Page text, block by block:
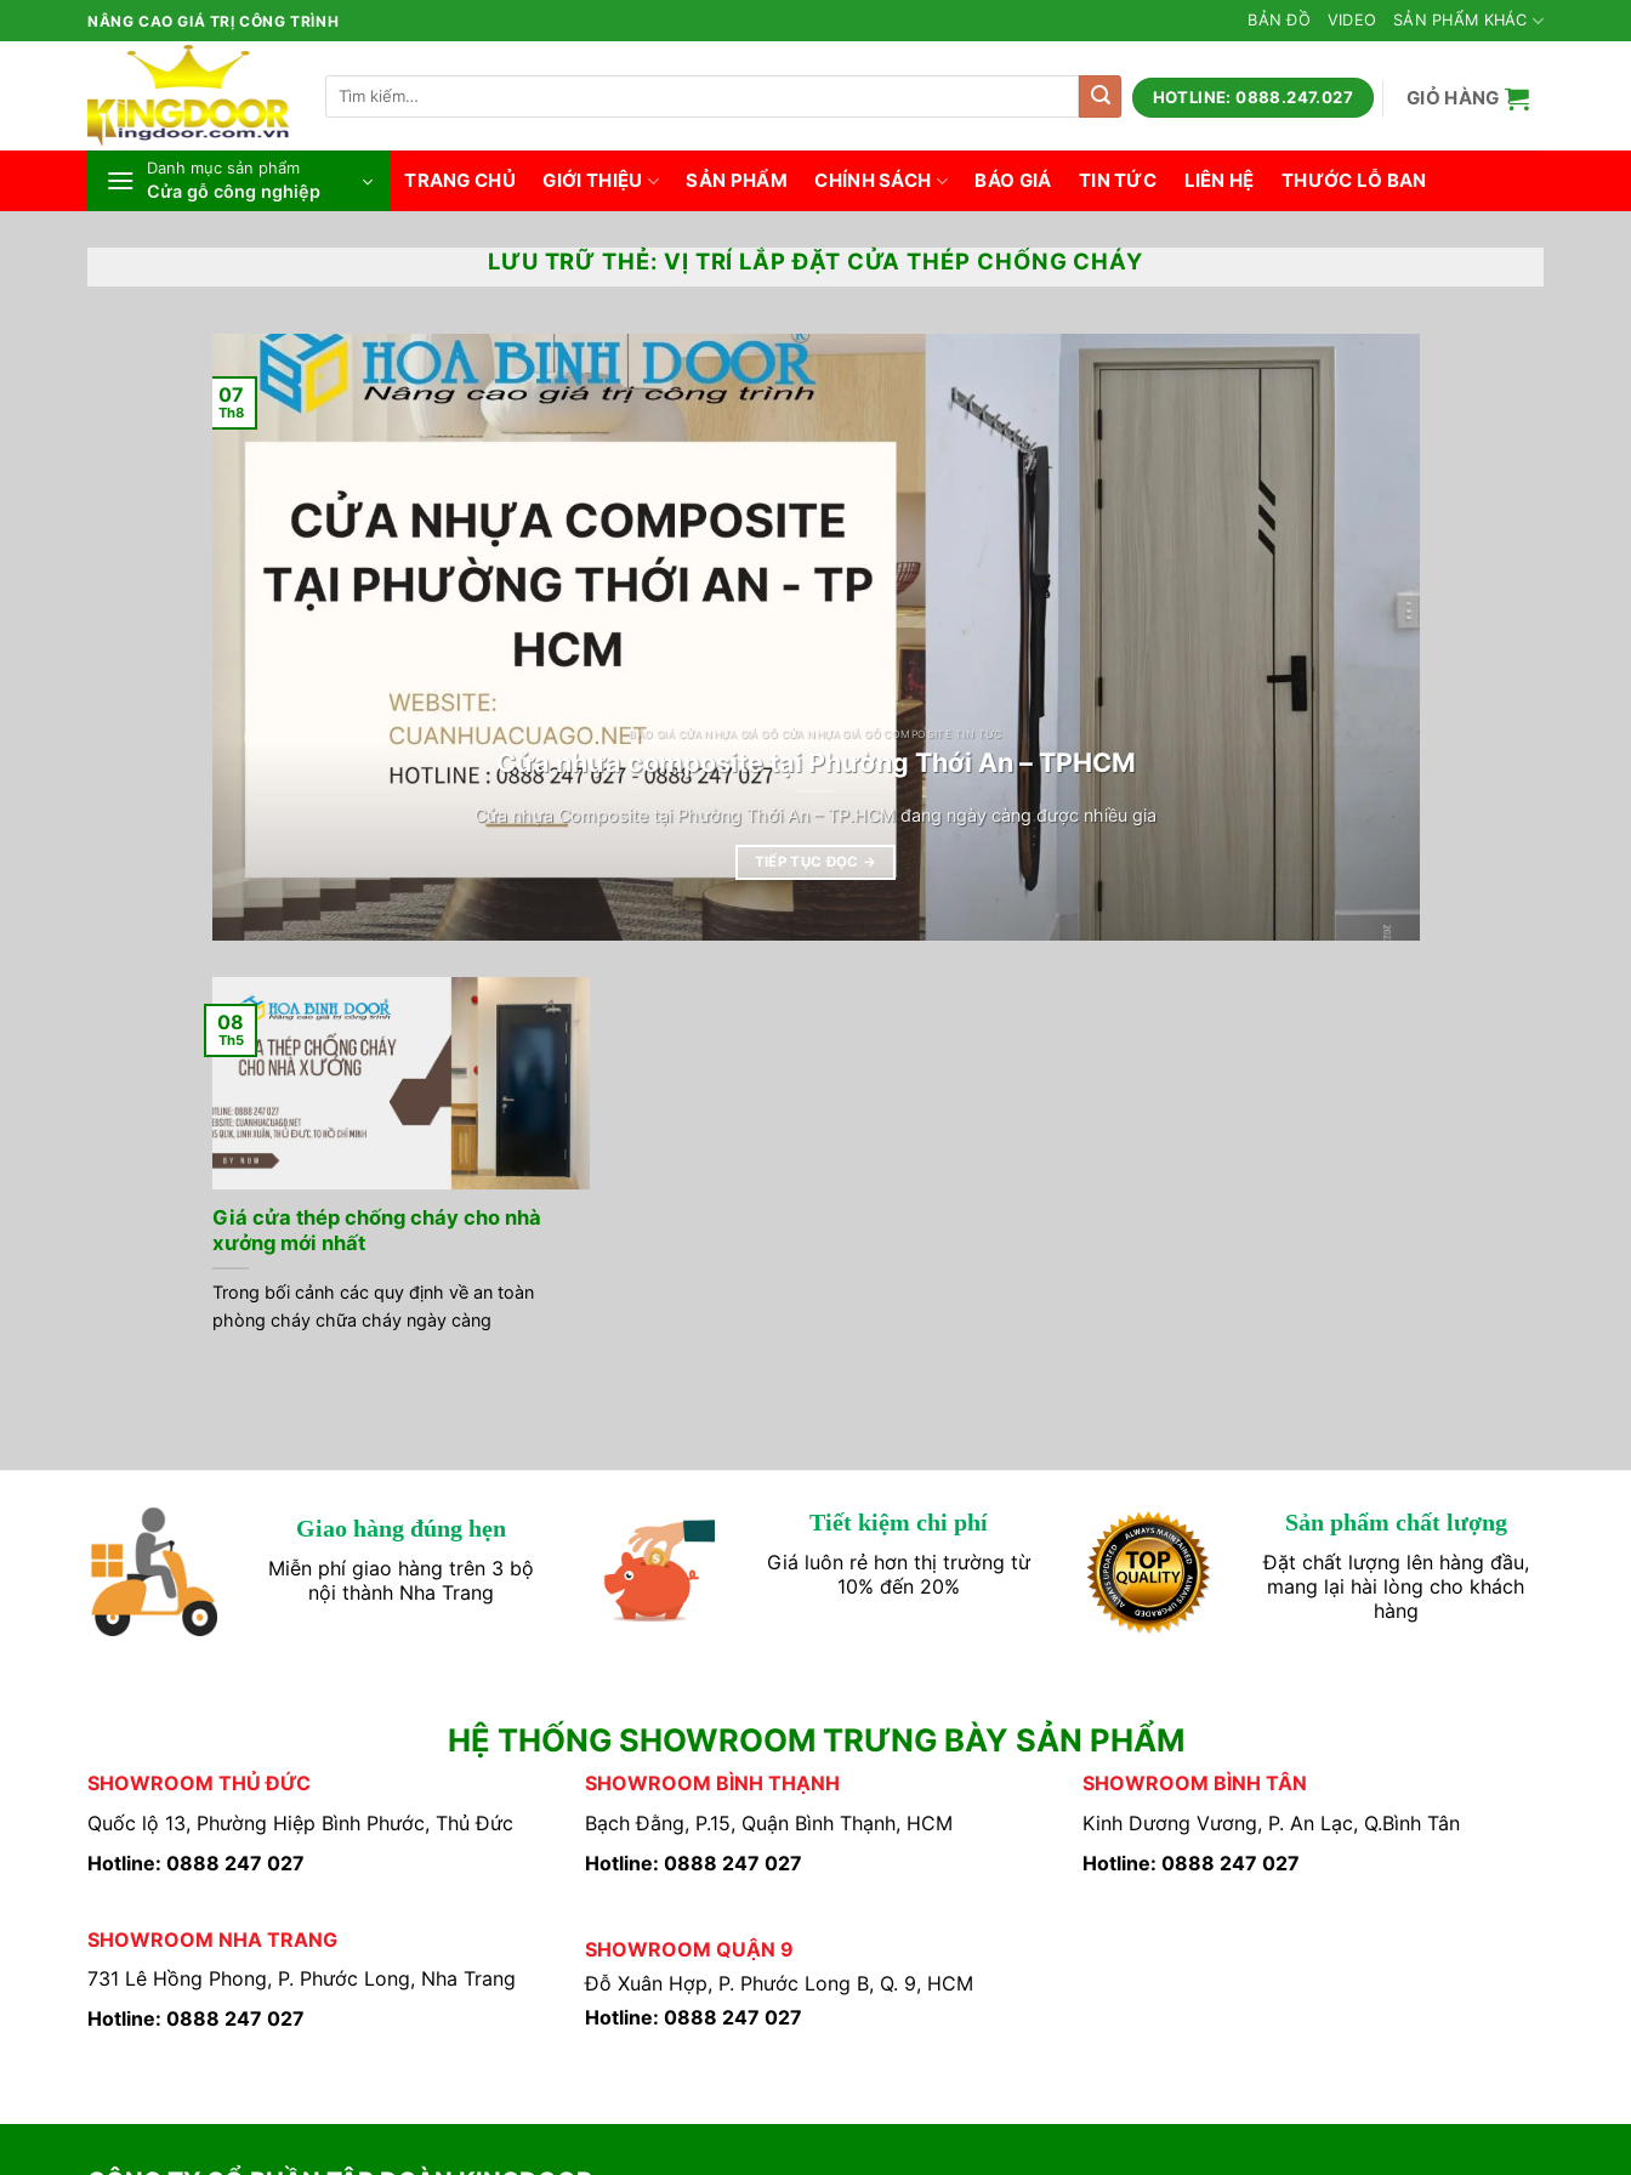
qua
NÂNG CAO GIÁ TRỊ CÔNG TRÌNH BẢN ĐỒ VIDEO SẢN PHẨM KHÁC
Tìm
kiếm:
HOTLINE: 0888.247.027 GIỎ HÀNG
Danh mục sản phẩm
Cửa gỗ công nghiệp TRANG CHỦ GIỚI THIỆU SẢN PHẨM CHÍNH SÁCH BÁO GIÁ TIN TỨC LIÊN HỆ THƯỚC LỖ BAN
LƯU TRỮ THẺ: VỊ TRÍ LẮP ĐẶT CỬA THÉP CHỐNG CHÁY
BÁO GIÁ CỬA NHỰA GIẢ GỖ CỬA NHỰA GIẢ GỖ COMPOSITE TIN TỨC
Cửa nhựa composite tại Phường Thới An – TPHCM
Cửa nhựa Composite tại Phường Thới An – TP.HCM đang ngày càng được nhiều gia
TIẾP TỤC ĐỌC →
07
Th8
Giá cửa thép chống cháy cho nhà
xưởng mới nhất
Trong bối cảnh các quy định về an toàn
phòng cháy chữa cháy ngày càng
08
Th5
Giao hàng đúng hẹn
Miễn phí giao hàng trên 3 bộ
nội thành Nha Trang
Tiết kiệm chi phí
Giá luôn rẻ hơn thị trường từ
10% đến 20%
Sản phẩm chất lượng
Đặt chất lượng lên hàng đầu,
mang lại hài lòng cho khách
hàng
HỆ THỐNG SHOWROOM TRƯNG BÀY SẢN PHẨM
SHOWROOM THỦ ĐỨC
Quốc lộ 13, Phường Hiệp Bình Phước, Thủ Đức
Hotline: 0888 247 027
SHOWROOM BÌNH THẠNH
Bạch Đằng, P.15, Quận Bình Thạnh, HCM
Hotline: 0888 247 027
SHOWROOM BÌNH TÂN
Kinh Dương Vương, P. An Lạc, Q.Bình Tân
Hotline: 0888 247 027
SHOWROOM NHA TRANG
731 Lê Hồng Phong, P. Phước Long, Nha Trang
Hotline: 0888 247 027
SHOWROOM QUẬN 9
Đỗ Xuân Hợp, P. Phước Long B, Q. 9, HCM
Hotline: 0888 247 027